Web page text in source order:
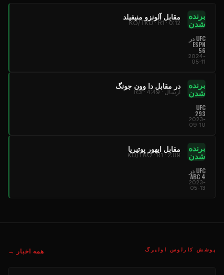
برنده
شدن
مقابل آلونزو منیفیلد
KO/TKO · R1 · 0:12
UFC در
ESPN
56
2024-
05-11
برنده
شدن
در مقابل دا وون جونگ
ارسال · R3 · 4:49
UFC
293
2023-
09-10
برنده
شدن
مقابل ایهور پوتیریا
KO/TKO · R1 · 2:09
UFC در
ABC 4
2023-
05-13
پوشش کارلوس اولبرگ همه اخبار →